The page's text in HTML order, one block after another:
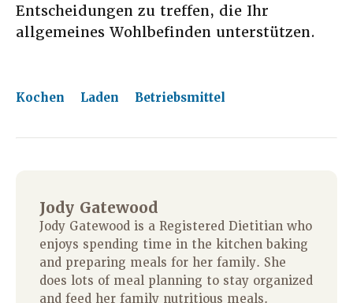
Entscheidungen zu treffen, die Ihr
allgemeines Wohlbefinden unterstützen.
Kochen Laden Betriebsmittel
Jody Gatewood
Jody Gatewood is a Registered Dietitian who
enjoys spending time in the kitchen baking
and preparing meals for her family. She
does lots of meal planning to stay organized
and feed her family nutritious meals.